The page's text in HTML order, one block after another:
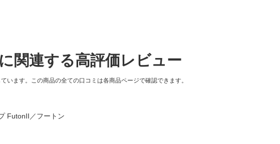
関連する高評価レビュー
ます。この商品の全ての口コミは各商品ページで確認できます。
FutonII／フートン